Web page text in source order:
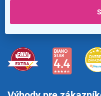
Newsletter